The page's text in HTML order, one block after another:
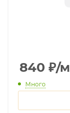
840 ₽/м
Много